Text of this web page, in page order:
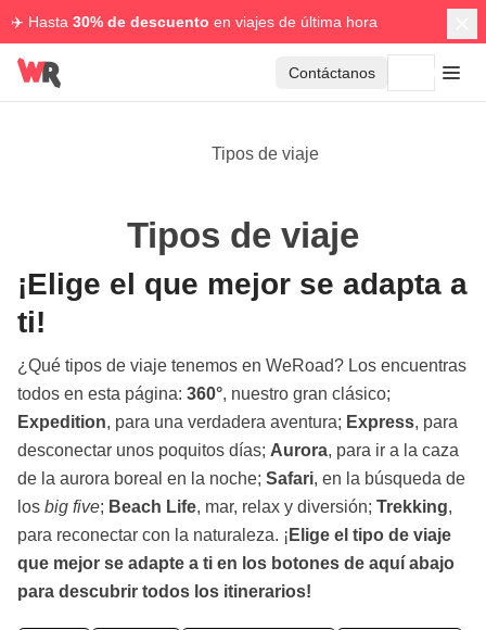
✈️ Hasta 30% de descuento en viajes de última hora
Contáctanos
Tipos de viaje
Tipos de viaje
¡Elige el que mejor se adapta a
ti!
¿Qué tipos de viaje tenemos en WeRoad? Los encuentras
todos en esta página: 360°, nuestro gran clásico;
Expedition, para una verdadera aventura; Express, para
desconectar unos poquitos días; Aurora, para ir a la caza
de la aurora boreal en la noche; Safari, en la búsqueda de
los big five; Beach Life, mar, relax y diversión; Trekking,
para reconectar con la naturaleza. ¡ Elige el tipo de viaje
que mejor se adapte a ti en los botones de aquí abajo
para descubrir todos los itinerarios!